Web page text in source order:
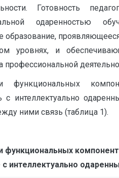
Готовность
одаренностью
образование,
уровнях, и
функциональных
с интеллектуально
ними связь (таблица 1).
функциональных
с интеллектуально